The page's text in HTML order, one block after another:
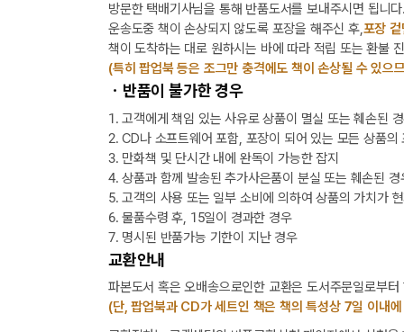
방문한 택배기사님을 통해 반품도서를 보내주시면 됩니
운송도중 책이 손상되지 않도록 포장을 해주신 후,포장
책이 도착하는 대로 원하시는 바에 따라 적립 또는 환불
(특히 팝업북 등은 조그만 충격에도 책이 손상될 수 있으
ㆍ반품이 불가한 경우
1. 고객에게 책임 있는 사유로 상품이 멸실 또는 훼손된
2. CD나 소프트웨어 포함, 포장이 되어 있는 모든 상품의
3. 만화책 및 단시간 내에 완독이 가능한 잡지
4. 상품과 함께 발송된 추가사은품이 분실 또는 훼손된 경
5. 고객의 사용 또는 일부 소비에 의하여 상품의 가치가
6. 물품수령 후, 15일이 경과한 경우
7. 명시된 반품가능 기한이 지난 경우
교환안내
파본도서 혹은 오배송으로인한 교환은 도서주문일로부
(단, 팝업북과 CD가 세트인 책은 책의 특성상 7일 이내